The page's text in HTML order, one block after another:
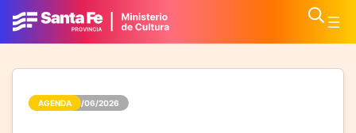
AGENDA 19/06/2026